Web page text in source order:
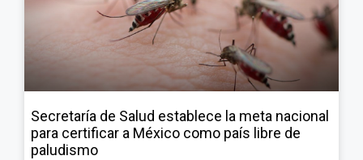
Secretaría de Salud establece la meta nacional
para certificar a México como país libre de
paludismo